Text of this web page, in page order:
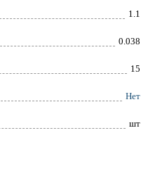
1.1
0.038
15
Нет
шт